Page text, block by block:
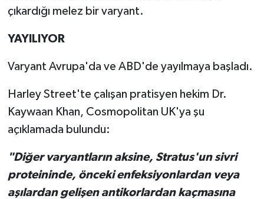
çıkardığı melez bir varyant.
YAYILIYOR
Varyant Avrupa'da ve ABD'de yayılmaya başladı.
Harley Street'te çalışan pratisyen hekim Dr.
Kaywaan Khan, Cosmopolitan UK'ya şu
açıklamada bulundu:
"Diğer varyantların aksine, Stratus'un sivri
proteininde, önceki enfeksiyonlardan veya
aşılardan gelişen antikorlardan kaçmasına